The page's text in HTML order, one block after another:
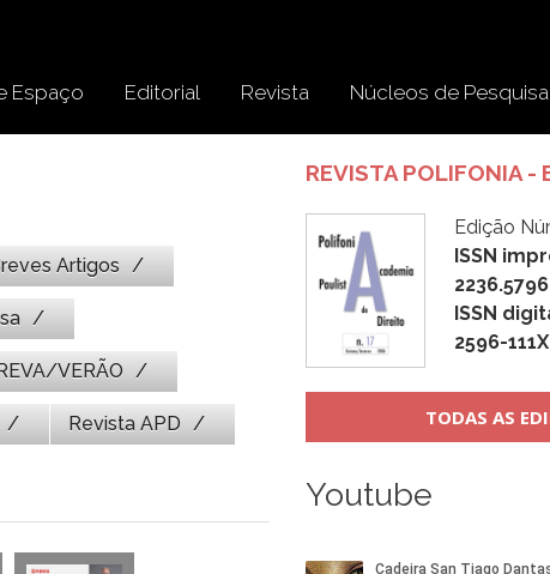
Espaço Editorial Revista Núcleos de Pesquisa
Artigos
VERÃO
Revista APD
REVISTA POLIFONIA -
Edição
ISSN
2236.5796
ISSN
2596-111X
TODAS AS
Youtube